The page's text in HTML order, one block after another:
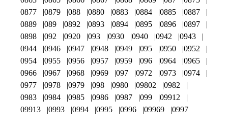
0877
0879 088 0880 0883 0884 0885
0887
0889
089 0892 0893 0894 0895 0896
0897
0898
092 0920 093 0930 0940 0942
0943
0944
0946 0947 0948 0949 095 0950
0952
0954
0955 0956 0957 0959 096 0964
0965
0966
0967 0968 0969 097 0972 0973
0974
0977
0978 0979 098 0980 09802
0982
0983
0984 0985 0986 0987 099
09912
09913
0993 0994 0995 0996 09969 0997